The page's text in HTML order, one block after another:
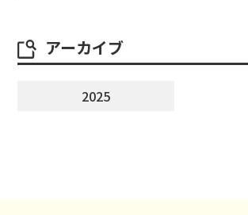
アーカイブ
2025